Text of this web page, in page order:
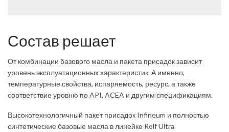
Состав решает
От комбинации базового масла и пакета присадок зависит
уровень эксплуатационных характеристик. А именно,
температурные свойства, испаряемость, ресурс, а также
соответствие уровню по API, ACEA и другим спецификациям.
Высокотехнологичный пакет присадок Infineum и полностью
синтетические базовые масла в линейке Rolf Ultra